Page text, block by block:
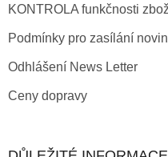
KONTROLA funkčnosti
Podmínky pro zasílání
Odhlášení News Letter
Ceny dopravy